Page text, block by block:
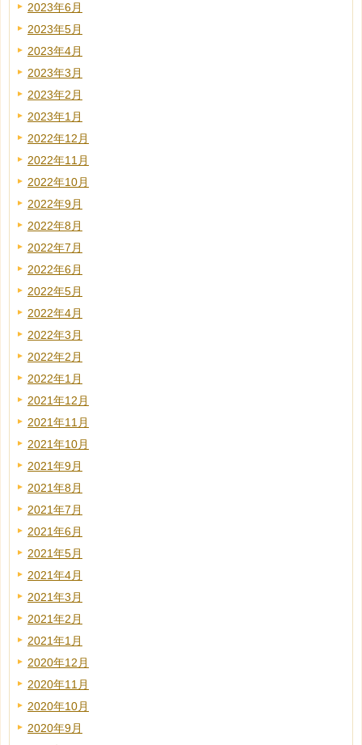
2023年6月
2023年5月
2023年4月
2023年3月
2023年2月
2023年1月
2022年12月
2022年11月
2022年10月
2022年9月
2022年8月
2022年7月
2022年6月
2022年5月
2022年4月
2022年3月
2022年2月
2022年1月
2021年12月
2021年11月
2021年10月
2021年9月
2021年8月
2021年7月
2021年6月
2021年5月
2021年4月
2021年3月
2021年2月
2021年1月
2020年12月
2020年11月
2020年10月
2020年9月